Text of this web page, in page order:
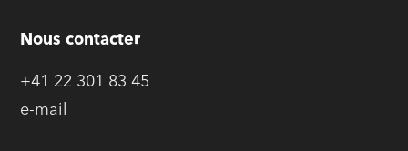
Nous contacter
+41 22 301 83 45
e-mail